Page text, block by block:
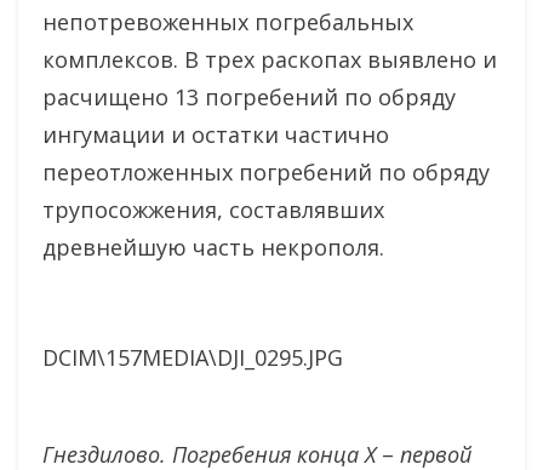
непотревоженных погребальных
комплексов. В трех раскопах выявлено и
расчищено 13 погребений по обряду
ингумации и остатки частично
переотложенных погребений по обряду
трупосожжения, составлявших
древнейшую часть некрополя.
DCIM\157MEDIA\DJI_0295.JPG
Гнездилово. Погребения конца X– первой